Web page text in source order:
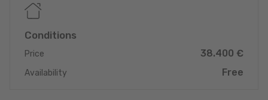
Conditions
Price 38.400 €
Availability Free